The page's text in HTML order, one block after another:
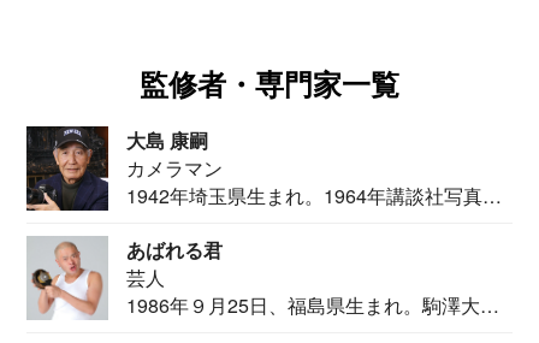
監修者・専門家一覧
大島 康嗣
カメラマン
1942年埼玉県生まれ。1964年講談社写真部
あばれる君
芸人
1986年９月25日、福島県生まれ。駒澤大学